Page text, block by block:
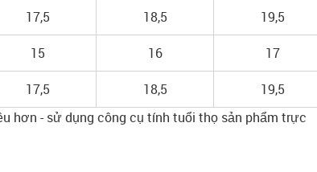
17,5 18,5 19,5
15 16 17
17,5 18,5
19,5
hơn - sử dụng công cụ tính tuổi thọ sản phẩm trực